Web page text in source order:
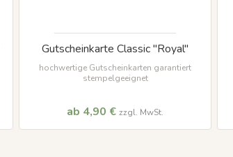
Gutscheinkarte Classic "Royal"
hochwertige Gutscheinkarten garantiert
stempelgeeignet
ab 4,90 € zzgl. MwSt.